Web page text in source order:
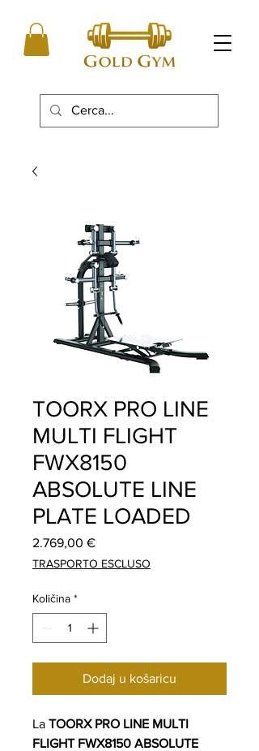
TOORX PRO LINE
MULTI FLIGHT
FWX8150
ABSOLUTE LINE
PLATE LOADED
2.769,00 €Cijena
TRASPORTO ESCLUSO
Količina *
Dodaj u košaricu
La TOORX PRO LINE MULTI
FLIGHT FWX8150 ABSOLUTE